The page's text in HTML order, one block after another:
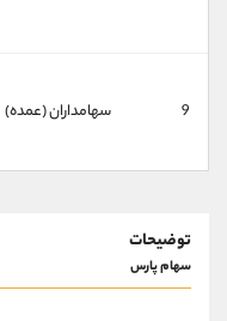
سهامداران (عمده)
توضیحات
سهام پارس